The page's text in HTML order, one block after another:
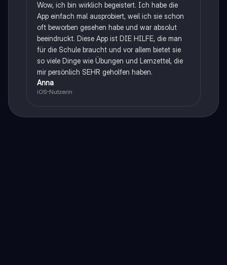
Wow, ich bin wirklich begeistert. Ich habe die
App einfach mal ausprobiert, weil ich sie schon
oft beworben gesehen habe und war absolut
beeindruckt. Diese App ist DIE HILFE, die man
für die Schule braucht und vor allem bietet sie
so viele Dinge wie Übungen und Lernzettel, die
mir persönlich SEHR geholfen haben.
Anna
iOS-Nutzerin